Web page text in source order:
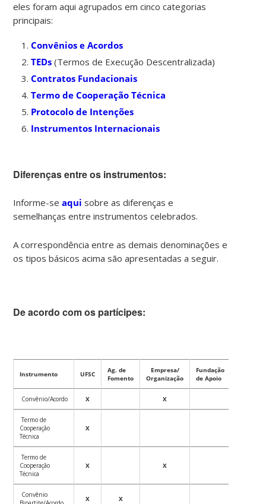
eles foram aqui agrupados em cinco categorias
principais:
Convênios e Acordos
TEDs (Termos de Execução Descentralizada)
Contratos Fundacionais
Termo de Cooperação Técnica
Protocolo de Intenções
Instrumentos Internacionais
Diferenças entre os instrumentos:
Informe-seaqui sobre as diferenças e
semelhanças entre instrumentos celebrados.
A correspondência entre as demais denominações e
os tipos básicos acima são apresentadas a seguir.
De acordo com os partícipes:
Instrumento UFSC
Ag. de
Fomento
Empresa/
Organização
Fundação
de Apoio
Convênio/Acordo X X
Termo de
Cooperação
Técnica
X
Termo de
Cooperação
Técnica
X X
Convênio
X X